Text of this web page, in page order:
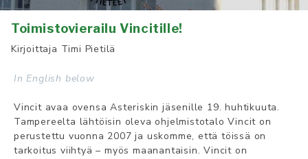
Toimistovierailu Vincitille!
Kirjoittaja Timi Pietilä
In English below
Vincit avaa ovensa Asteriskin jäsenille 19. huhtikuuta.
Tampereelta lähtöisin oleva ohjelmistotalo Vincit on
perustettu vuonna 2007 ja uskomme, että töissä on
tarkoitus viihtyä – myös maanantaisin. Vincit on